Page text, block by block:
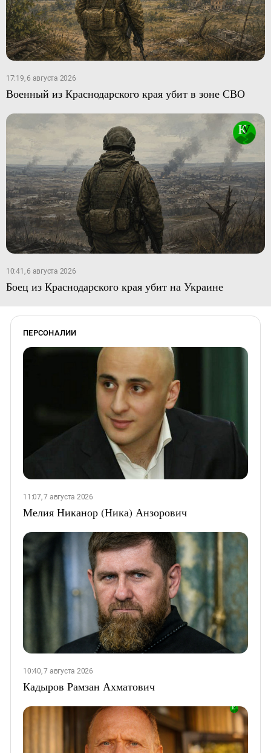
17:19, 6 августа 2026
Военный из Краснодарского края убит в зоне СВО
10:41, 6 августа 2026
Боец из Краснодарского края убит на Украине
ПЕРСОНАЛИИ
11:07, 7 августа 2026
Мелия Никанор (Ника) Анзорович
10:40, 7 августа 2026
Кадыров Рамзан Ахматович